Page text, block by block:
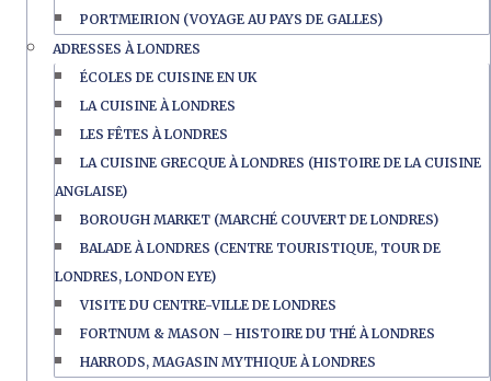
PORTMEIRION (VOYAGE AU PAYS DE GALLES)
ADRESSES À LONDRES
ÉCOLES DE CUISINE EN UK
LA CUISINE À LONDRES
LES FÊTES À LONDRES
LA CUISINE GRECQUE À LONDRES (HISTOIRE DE LA CUISINE
ANGLAISE)
BOROUGH MARKET (MARCHÉ COUVERT DE LONDRES)
BALADE À LONDRES (CENTRE TOURISTIQUE, TOUR DE
LONDRES, LONDON EYE)
VISITE DU CENTRE-VILLE DE LONDRES
FORTNUM & MASON – HISTOIRE DU THÉ À LONDRES
HARRODS, MAGASIN MYTHIQUE À LONDRES